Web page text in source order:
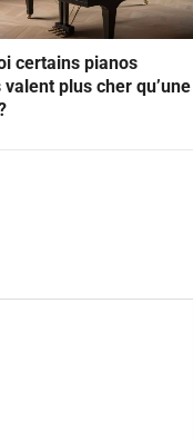
certains pianos
plus cher qu’une